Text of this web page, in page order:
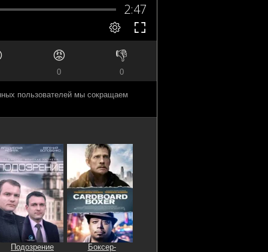
😡
0
👎
0
пользователей мы сокращаем
Подозрение
Боксер-